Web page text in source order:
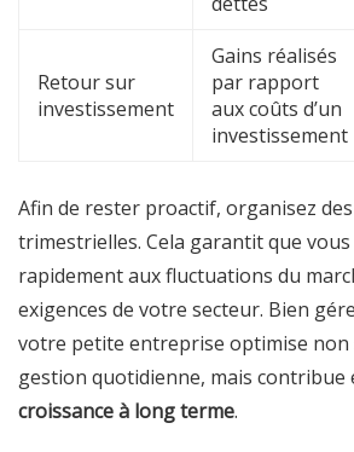
Retour sur
investissement
Gains réalisés
par rapport
aux coûts d’un
investissement
Afin de rester proactif, organisez
trimestrielles. Cela garantit que
rapidement aux fluctuations du
exigences de votre secteur. Bien
votre petite entreprise optimise non
gestion quotidienne, mais contribue
croissance à long terme.